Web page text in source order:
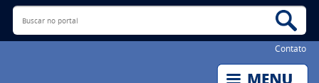
Buscar no portal
Contato